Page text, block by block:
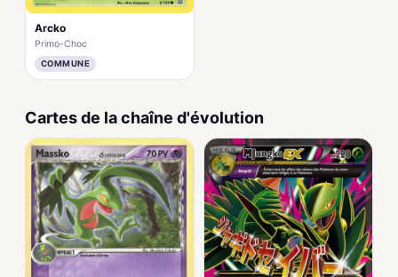
Arcko
Primo-Choc
COMMUNE
Cartes de la chaîne d'évolution